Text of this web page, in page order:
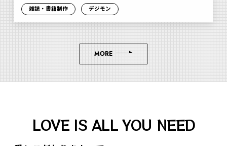
雑誌・書籍制作 デジモン
MORE
LOVE IS ALL YOU NEED